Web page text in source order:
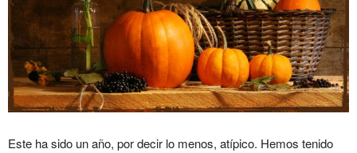
Este ha sido un año, por decir lo menos, atípico. Hemos tenido